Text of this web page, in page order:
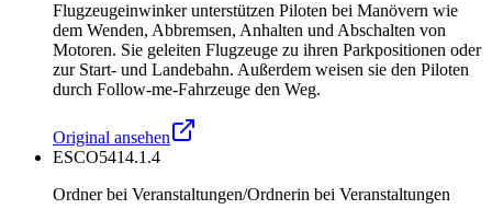
Flugzeugeinwinker unterstützen Piloten bei Manövern wie
dem Wenden, Abbremsen, Anhalten und Abschalten von
Motoren. Sie geleiten Flugzeuge zu ihren Parkpositionen oder
zur Start- und Landebahn. Außerdem weisen sie den Piloten
durch Follow-me-Fahrzeuge den Weg.
Original ansehen
ESCO5414.1.4
Ordner bei Veranstaltungen/Ordnerin bei Veranstaltungen